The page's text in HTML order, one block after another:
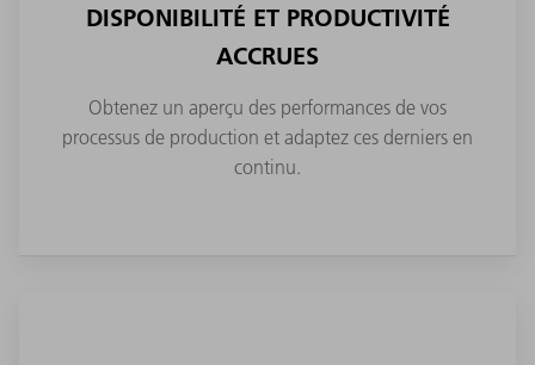
DISPONIBILITÉ ET PRODUCTIVITÉ
ACCRUES
Obtenez un aperçu des performances de vos
processus de production et adaptez ces derniers en
continu.